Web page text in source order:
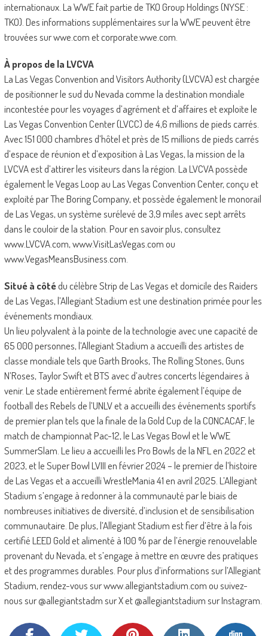
internationaux. La WWE fait partie de TKO Group Holdings (NYSE :
TKO). Des informations supplémentaires sur la WWE peuvent être
trouvées sur wwe.com et corporate.wwe.com.
À propos de la LVCVA
La Las Vegas Convention and Visitors Authority (LVCVA) est chargée
de positionner le sud du Nevada comme la destination mondiale
incontestée pour les voyages d’agrément et d’affaires et exploite le
Las Vegas Convention Center (LVCC) de 4,6 millions de pieds carrés.
Avec 151 000 chambres d’hôtel et près de 15 millions de pieds carrés
d’espace de réunion et d’exposition à Las Vegas, la mission de la
LVCVA est d’attirer les visiteurs dans la région. La LVCVA possède
également le Vegas Loop au Las Vegas Convention Center, conçu et
exploité par The Boring Company, et possède également le monorail
de Las Vegas, un système surélevé de 3,9 miles avec sept arrêts
dans le couloir de la station. Pour en savoir plus, consultez
www.LVCVA.com, www.VisitLasVegas.com ou
www.VegasMeansBusiness.com.
Situé à côtédu célèbre Strip de Las Vegas et domicile des Raiders
de Las Vegas, l’Allegiant Stadium est une destination primée pour les
événements mondiaux.
Un lieu polyvalent à la pointe de la technologie avec une capacité de
65 000 personnes, l’Allegiant Stadium a accueilli des artistes de
classe mondiale tels que Garth Brooks, The Rolling Stones, Guns
N’Roses, Taylor Swift et BTS avec d’autres concerts légendaires à
venir. Le stade entièrement fermé abrite également l’équipe de
football des Rebels de l’UNLV et a accueilli des événements sportifs
de premier plan tels que la finale de la Gold Cup de la CONCACAF, le
match de championnat Pac-12, le Las Vegas Bowl et le WWE
SummerSlam. Le lieu a accueilli les Pro Bowls de la NFL en 2022 et
2023, et le Super Bowl LVIII en février 2024 – le premier de l’histoire
de Las Vegas et a accueilli WrestleMania 41 en avril 2025. L’Allegiant
Stadium s’engage à redonner à la communauté par le biais de
nombreuses initiatives de diversité, d’inclusion et de sensibilisation
communautaire. De plus, l’Allegiant Stadium est fier d’être à la fois
certifié LEED Gold et alimenté à 100 % par de l’énergie renouvelable
provenant du Nevada, et s’engage à mettre en œuvre des pratiques
et des programmes durables. Pour plus d’informations sur l’Allegiant
Stadium, rendez-vous sur www.allegiantstadium.com ou suivez-
nous sur @allegiantstadm sur X et @allegiantstadium sur Instagram.